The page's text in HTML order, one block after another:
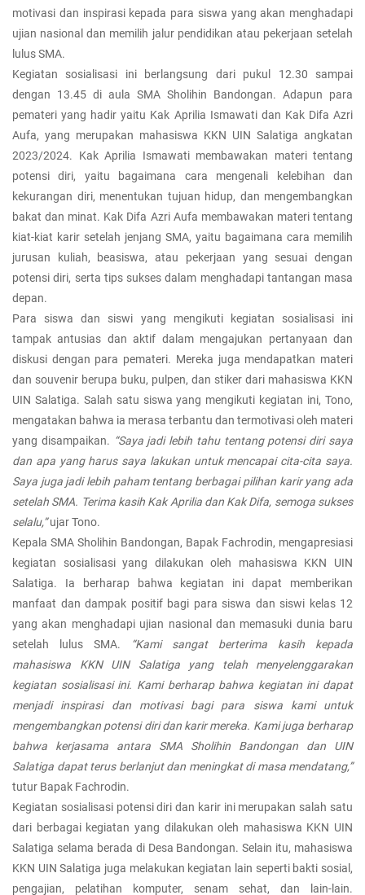
motivasi dan inspirasi kepada para siswa yang akan menghadapi
ujian nasional dan memilih jalur pendidikan atau pekerjaan setelah
lulus SMA.
Kegiatan sosialisasi ini berlangsung dari pukul 12.30 sampai
dengan 13.45 di aula SMA Sholihin Bandongan. Adapun para
pemateri yang hadir yaitu Kak Aprilia Ismawati dan Kak Difa Azri
Aufa, yang merupakan mahasiswa KKN UIN Salatiga angkatan
2023/2024. Kak Aprilia Ismawati membawakan materi tentang
potensi diri, yaitu bagaimana cara mengenali kelebihan dan
kekurangan diri, menentukan tujuan hidup, dan mengembangkan
bakat dan minat. Kak Difa Azri Aufa membawakan materi tentang
kiat-kiat karir setelah jenjang SMA, yaitu bagaimana cara memilih
jurusan kuliah, beasiswa, atau pekerjaan yang sesuai dengan
potensi diri, serta tips sukses dalam menghadapi tantangan masa
depan.
Para siswa dan siswi yang mengikuti kegiatan sosialisasi ini
tampak antusias dan aktif dalam mengajukan pertanyaan dan
diskusi dengan para pemateri. Mereka juga mendapatkan materi
dan souvenir berupa buku, pulpen, dan stiker dari mahasiswa KKN
UIN Salatiga. Salah satu siswa yang mengikuti kegiatan ini, Tono,
mengatakan bahwa ia merasa terbantu dan termotivasi oleh materi
yang disampaikan. “Saya jadi lebih tahu tentang potensi diri saya
dan apa yang harus saya lakukan untuk mencapai cita-cita saya.
Saya juga jadi lebih paham tentang berbagai pilihan karir yang ada
setelah SMA. Terima kasih Kak Aprilia dan Kak Difa, semoga sukses
selalu,”ujar Tono.
Kepala SMA Sholihin Bandongan, Bapak Fachrodin, mengapresiasi
kegiatan sosialisasi yang dilakukan oleh mahasiswa KKN UIN
Salatiga. Ia berharap bahwa kegiatan ini dapat memberikan
manfaat dan dampak positif bagi para siswa dan siswi kelas 12
yang akan menghadapi ujian nasional dan memasuki dunia baru
setelah lulus SMA.
“Kami sangat berterima kasih kepada
mahasiswa KKN UIN Salatiga yang telah menyelenggarakan
kegiatan sosialisasi ini. Kami berharap bahwa kegiatan ini dapat
menjadi inspirasi dan motivasi bagi para siswa kami untuk
mengembangkan potensi diri dan karir mereka. Kami juga berharap
bahwa kerjasama antara SMA Sholihin Bandongan dan UIN
Salatiga dapat terus berlanjut dan meningkat di masa mendatang,”
tutur Bapak Fachrodin.
Kegiatan sosialisasi potensi diri dan karir ini merupakan salah satu
dari berbagai kegiatan yang dilakukan oleh mahasiswa KKN UIN
Salatiga selama berada di Desa Bandongan. Selain itu, mahasiswa
KKN UIN Salatiga juga melakukan kegiatan lain seperti bakti sosial,
pengajian, pelatihan komputer, senam sehat, dan lain-lain.